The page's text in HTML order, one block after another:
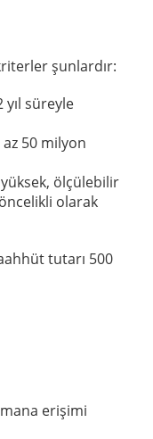
şunlardır:
yıl süreyle
50 milyon
, ölçülebilir
öncelikli olarak
tutarı 500
erişimi